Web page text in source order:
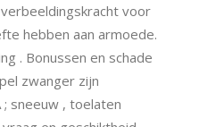
voor
hebben aan armoede.
. Bonussen en schade
zwanger zijn
sneeuw , toelaten